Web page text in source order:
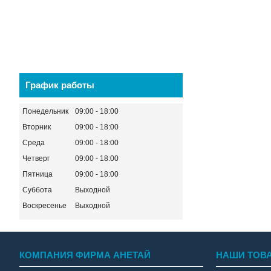
График работы
Понедельник 09:00
18:00
Вторник
09:00
18:00
Среда
09:00
18:00
Четверг
09:00
18:00
Пятница
09:00
18:00
Суббота
Выходной
Воскресенье
Выходной
КОМПАНИЯ ФИРМА АНЕТАЙ НАШИ